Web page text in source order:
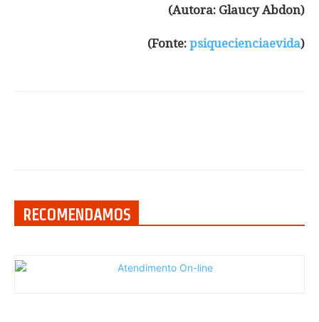
(Autora: Glaucy Abdon)
(Fonte: psiquecienciaevida)
RECOMENDAMOS